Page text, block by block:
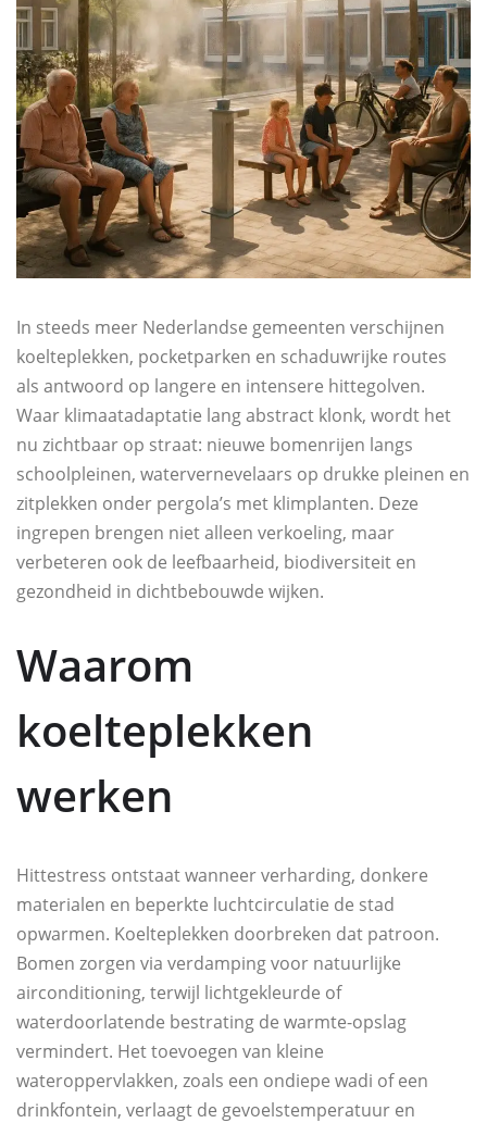
In steeds meer Nederlandse gemeenten verschijnen
koelteplekken, pocketparken en schaduwrijke routes
als antwoord op langere en intensere hittegolven.
Waar klimaatadaptatie lang abstract klonk, wordt het
nu zichtbaar op straat: nieuwe bomenrijen langs
schoolpleinen, watervernevelaars op drukke pleinen en
zitplekken onder pergola’s met klimplanten. Deze
ingrepen brengen niet alleen verkoeling, maar
verbeteren ook de leefbaarheid, biodiversiteit en
gezondheid in dichtbebouwde wijken.
Waarom
koelteplekken
werken
Hittestress ontstaat wanneer verharding, donkere
materialen en beperkte luchtcirculatie de stad
opwarmen. Koelteplekken doorbreken dat patroon.
Bomen zorgen via verdamping voor natuurlijke
airconditioning, terwijl lichtgekleurde of
waterdoorlatende bestrating de warmte-opslag
vermindert. Het toevoegen van kleine
wateroppervlakken, zoals een ondiepe wadi of een
drinkfontein, verlaagt de gevoelstemperatuur en